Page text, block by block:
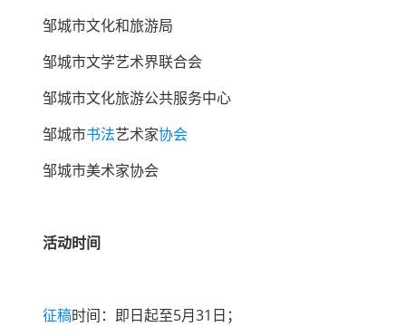
邹城市文化和旅游局
邹城市文学艺术界联合会
邹城市文化旅游公共服务中心
邹城市书法艺术家协会
邹城市美术家协会
活动时间
征稿时间：即日起至5月31日；